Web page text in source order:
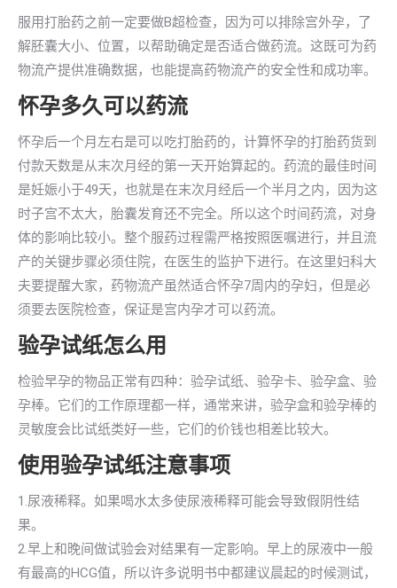
服用打胎药之前一定要做B超检查，因为可以排除宫外孕，了
解胚囊大小、位置，以帮助确定是否适合做药流。这既可为药
物流产提供准确数据，也能提高药物流产的安全性和成功率。
怀孕多久可以药流
怀孕后一个月左右是可以吃打胎药的，计算怀孕的打胎药货到
付款天数是从末次月经的第一天开始算起的。药流的最佳时间
是妊娠小于49天，也就是在末次月经后一个半月之内，因为这
时子宫不太大，胎囊发育还不完全。所以这个时间药流，对身
体的影响比较小。整个服药过程需严格按照医嘱进行，并且流
产的关键步骤必须住院，在医生的监护下进行。在这里妇科大
夫要提醒大家，药物流产虽然适合怀孕7周内的孕妇，但是必
须要去医院检查，保证是宫内孕才可以药流。
验孕试纸怎么用
检验早孕的物品正常有四种：验孕试纸、验孕卡、验孕盒、验
孕棒。它们的工作原理都一样，通常来讲，验孕盒和验孕棒的
灵敏度会比试纸类好一些，它们的价钱也相差比较大。
使用验孕试纸注意事项
1.尿液稀释。如果喝水太多使尿液稀释可能会导致假阴性结
果。
2.早上和晚间做试验会对结果有一定影响。早上的尿液中一般
有最高的HCG值，所以许多说明书中都建议晨起的时候测试，